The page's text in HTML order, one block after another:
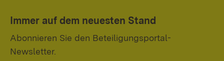
Immer auf dem neuesten Stand
Abonnieren Sie den Beteiligungsportal-
Newsletter.